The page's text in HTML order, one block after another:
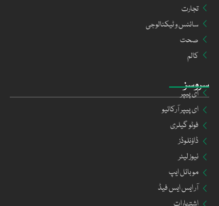
سروسز
ای پیپر
ای پیپر آرکائیو
فوٹو گیلری
ڈاؤنلوڈز
نیوز لیٹر
موبائل ایپ
آر ایس ایس فیڈ
تجارت
سائنس و ٹیکنالوجی
صحت
کالم